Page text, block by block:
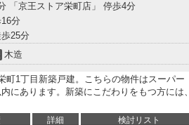
「京王ストア栄町店」 停歩4分
分
歩25分
木造
町1丁目新築戸建。こちらの物件はスーパー
にあります。新築にこだわりをもつ方には、
詳細 検討リスト